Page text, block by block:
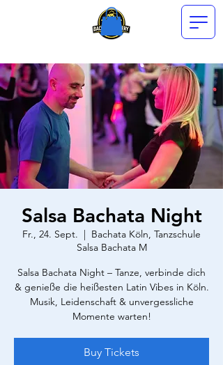
Salsa Bachata Night
Fr., 24. Sept.
  |
Bachata Köln, Tanzschule
Salsa Bachata M
Salsa Bachata Night – Tanze, verbinde dich
& genieße die heißesten Latin Vibes in Köln.
Musik, Leidenschaft & unvergessliche
Momente warten!
Buy Tickets